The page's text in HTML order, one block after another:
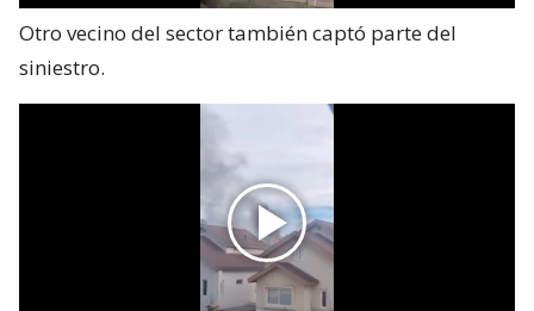
Otro vecino del sector también captó parte del
siniestro.